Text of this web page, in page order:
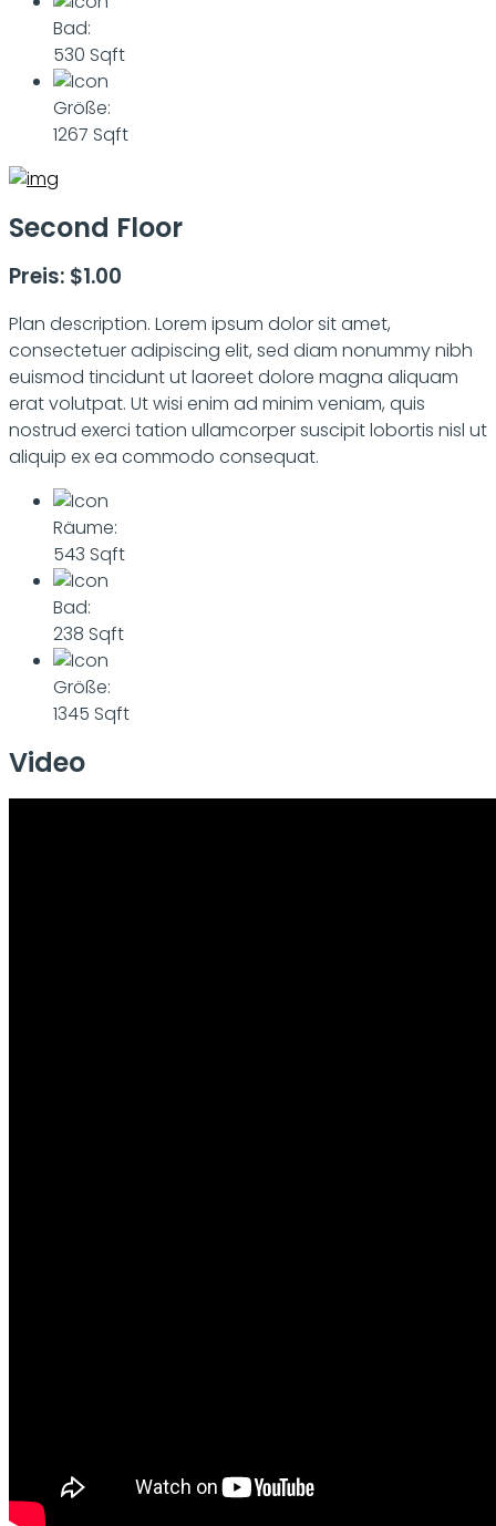
Bad:
530 Sqft
Größe:
1267 Sqft
Second Floor
Preis: $1.00
Plan description. Lorem ipsum dolor sit amet,
consectetuer adipiscing elit, sed diam nonummy nibh
euismod tincidunt ut laoreet dolore magna aliquam
erat volutpat. Ut wisi enim ad minim veniam, quis
nostrud exerci tation ullamcorper suscipit lobortis nisl ut
aliquip ex ea commodo consequat.
Räume:
543 Sqft
Bad:
238 Sqft
Größe:
1345 Sqft
Video